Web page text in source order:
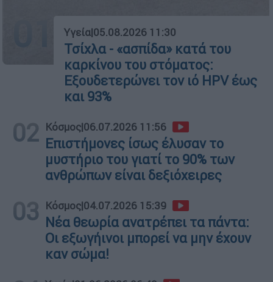
Υγεία|05.08.2026 11:30
Τσίχλα - «ασπίδα» κατά του
καρκίνου του στόματος:
Εξουδετερώνει τον ιό HPV έως
και 93%
02 Κόσμος|06.07.2026 11:56
Επιστήμονες ίσως έλυσαν το
μυστήριο του γιατί το 90% των
ανθρώπων είναι δεξιόχειρες
03 Κόσμος|04.07.2026 15:39
Νέα θεωρία ανατρέπει τα πάντα:
Οι εξωγήινοι μπορεί να μην έχουν
καν σώμα!